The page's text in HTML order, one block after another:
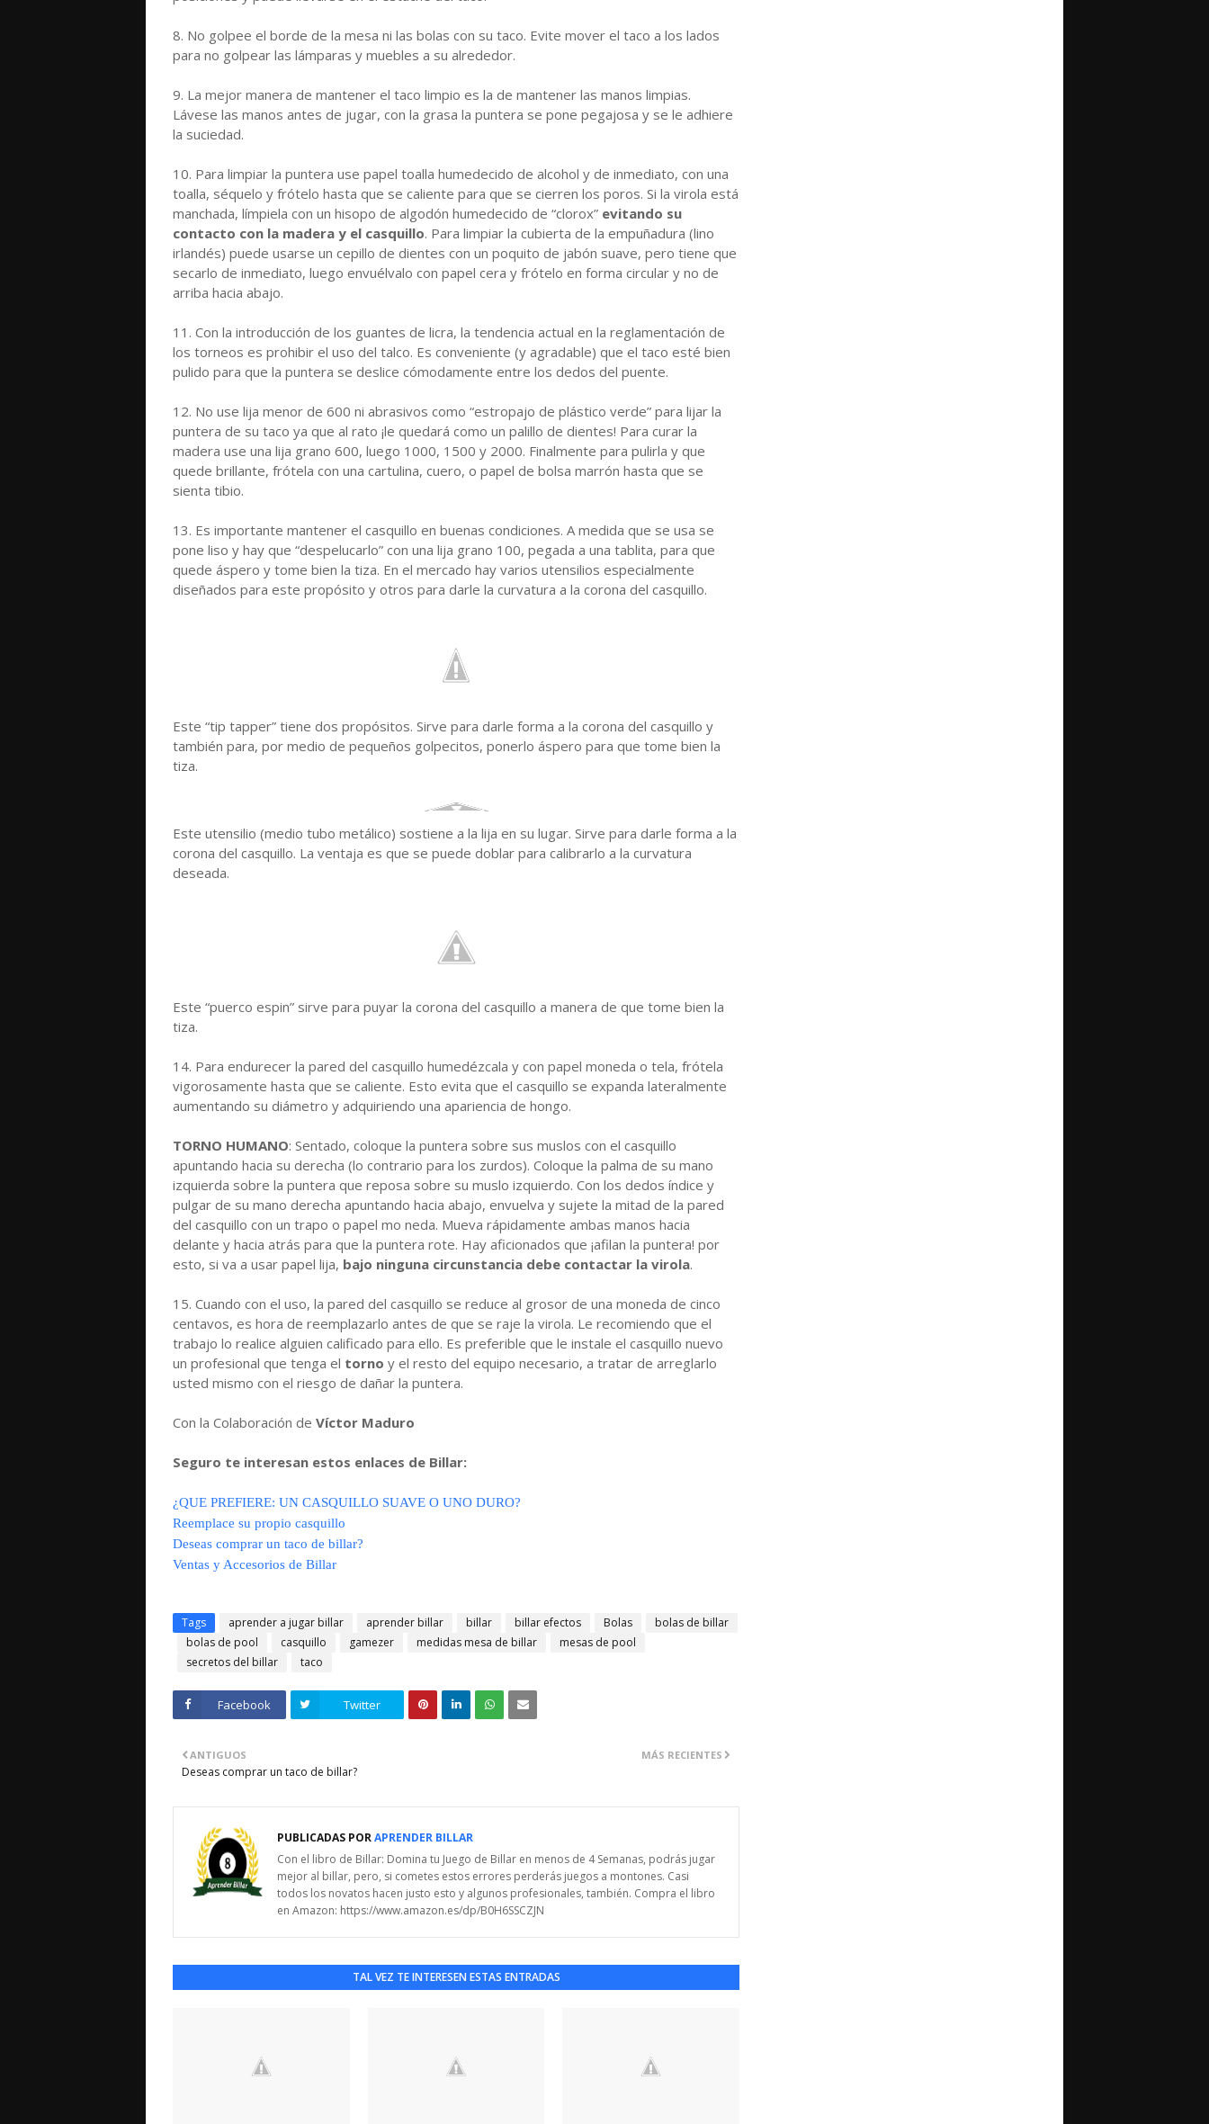
8. No golpee el borde de la mesa ni las bolas con su taco. Evite mover el taco a los lados
para no golpear las lámparas y muebles a su alrededor.
9. La mejor manera de mantener el taco limpio es la de mantener las manos limpias.
Lávese las manos antes de jugar, con la grasa la puntera se pone pegajosa y se le adhiere
la suciedad.
10. Para limpiar la puntera use papel toalla humedecido de alcohol y de inmediato, con una
toalla, séquelo y frótelo hasta que se caliente para que se cierren los poros. Si la virola está
manchada, límpiela con un hisopo de algodón humedecido de “clorox” evitando su
contacto con la madera y el casquillo. Para limpiar la cubierta de la empuñadura (lino
irlandés) puede usarse un cepillo de dientes con un poquito de jabón suave, pero tiene que
secarlo de inmediato, luego envuélvalo con papel cera y frótelo en forma circular y no de
arriba hacia abajo.
11. Con la introducción de los guantes de licra, la tendencia actual en la reglamentación de
los torneos es prohibir el uso del talco. Es conveniente (y agradable) que el taco esté bien
pulido para que la puntera se deslice cómodamente entre los dedos del puente.
12. No use lija menor de 600 ni abrasivos como “estropajo de plástico verde” para lijar la
puntera de su taco ya que al rato ¡le quedará como un palillo de dientes! Para curar la
madera use una lija grano 600, luego 1000, 1500 y 2000. Finalmente para pulirla y que
quede brillante, frótela con una cartulina, cuero, o papel de bolsa marrón hasta que se
sienta tibio.
13. Es importante mantener el casquillo en buenas condiciones. A medida que se usa se
pone liso y hay que “despelucarlo” con una lija grano 100, pegada a una tablita, para que
quede áspero y tome bien la tiza. En el mercado hay varios utensilios especialmente
diseñados para este propósito y otros para darle la curvatura a la corona del casquillo.
Este “tip tapper” tiene dos propósitos. Sirve para darle forma a la corona del casquillo y
también para, por medio de pequeños golpecitos, ponerlo áspero para que tome bien la
tiza.
Este utensilio (medio tubo metálico) sostiene a la lija en su lugar. Sirve para darle forma a la
corona del casquillo. La ventaja es que se puede doblar para calibrarlo a la curvatura
deseada.
Este “puerco espin” sirve para puyar la corona del casquillo a manera de que tome bien la
tiza.
14. Para endurecer la pared del casquillo humedézcala y con papel moneda o tela, frótela
vigorosamente hasta que se caliente. Esto evita que el casquillo se expanda lateralmente
aumentando su diámetro y adquiriendo una apariencia de hongo.
TORNO HUMANO: Sentado, coloque la puntera sobre sus muslos con el casquillo
apuntando hacia su derecha (lo contrario para los zurdos). Coloque la palma de su mano
izquierda sobre la puntera que reposa sobre su muslo izquierdo. Con los dedos índice y
pulgar de su mano derecha apuntando hacia abajo, envuelva y sujete la mitad de la pared
del casquillo con un trapo o papel mo neda. Mueva rápidamente ambas manos hacia
delante y hacia atrás para que la puntera rote. Hay aficionados que ¡afilan la puntera! por
esto, si va a usar papel lija, bajo ninguna circunstancia debe contactar la virola.
15. Cuando con el uso, la pared del casquillo se reduce al grosor de una moneda de cinco
centavos, es hora de reemplazarlo antes de que se raje la virola. Le recomiendo que el
trabajo lo realice alguien calificado para ello. Es preferible que le instale el casquillo nuevo
un profesional que tenga el torno y el resto del equipo necesario, a tratar de arreglarlo
usted mismo con el riesgo de dañar la puntera.
Con la Colaboración de Víctor Maduro
Seguro te interesan estos enlaces de Billar:
¿QUE PREFIERE: UN CASQUILLO SUAVE O UNO DURO?
Reemplace su propio casquillo
Deseas comprar un taco de billar?
Ventas y Accesorios de Billar
Tags aprender a jugar billar aprender billar billar billar efectos Bolas
bolas de billar
bolas de pool
casquillo gamezer medidas mesa de billar
mesas de pool
secretos del billar
taco
Facebook Twitter
MÁS RECIENTES
ANTIGUOS
Deseas comprar un taco de billar?
PUBLICADAS PORAPRENDER BILLAR
Con el libro de Billar: Domina tu Juego de Billar en menos de 4 Semanas, podrás jugar
mejor al billar, pero, si cometes estos errores perderás juegos a montones. Casi
todos los novatos hacen justo esto y algunos profesionales, también. Compra el libro
en Amazon: https://www.amazon.es/dp/B0H6SSCZJN
TAL VEZ TE INTERESEN ESTAS ENTRADAS